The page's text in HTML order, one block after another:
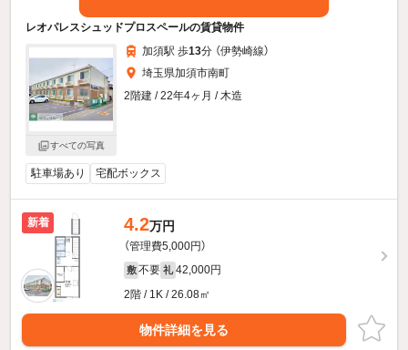
レオパレスシュッドプロスペールの賃貸物件
すべての写真
加須駅 歩13分 （伊勢崎線）
埼玉県加須市南町
2階建 / 22年4ヶ月 / 木造
駐車場あり 宅配ボックス
新着 4.2万円
（管理費5,000円）
敷 不要 礼 42,000円
2階 / 1K / 26.08㎡
物件詳細を見る